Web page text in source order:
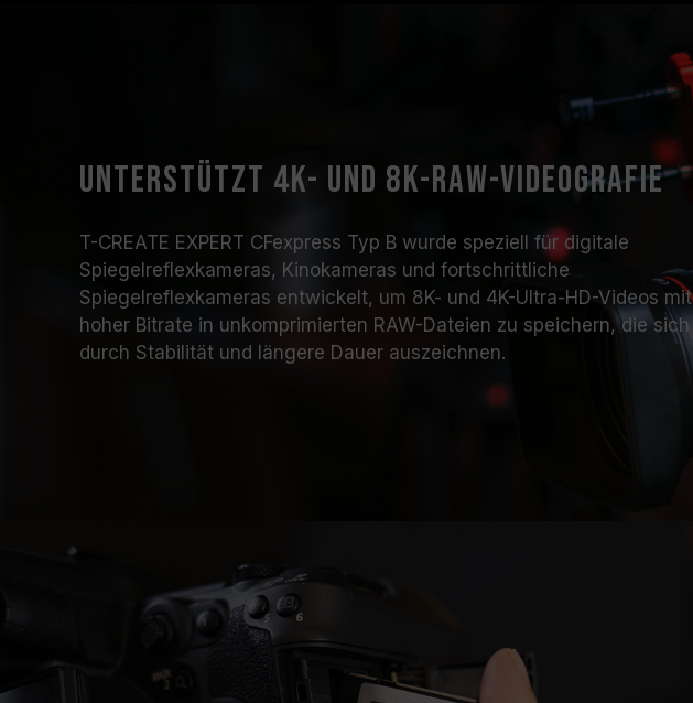
Unterstützt 4K- und 8K-RAW-Videografie
T-CREATE EXPERT CFexpress Typ B wurde speziell für digitale
Spiegelreflexkameras, Kinokameras und fortschrittliche
Spiegelreflexkameras entwickelt, um 8K- und 4K-Ultra-HD-Videos mit
hoher Bitrate in unkomprimierten RAW-Dateien zu speichern, die sich
durch Stabilität und längere Dauer auszeichnen.